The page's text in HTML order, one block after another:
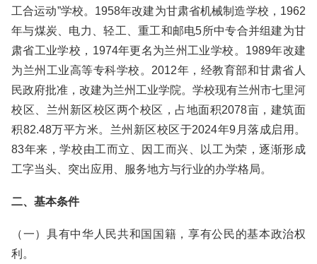
工合运动”学校。1958年改建为甘肃省机械制造学校，1962
年与煤炭、电力、轻工、重工和邮电5所中专合并组建为甘
肃省工业学校，1974年更名为兰州工业学校。1989年改建
为兰州工业高等专科学校。2012年，经教育部和甘肃省人
民政府批准，改建为兰州工业学院。学校现有兰州市七里河
校区、兰州新区校区两个校区，占地面积2078亩，建筑面
积82.48万平方米。兰州新区校区于2024年9月落成启用。
83年来，学校由工而立、因工而兴、以工为荣，逐渐形成
工字当头、突出应用、服务地方与行业的办学格局。
二、基本条件
（一）具有中华人民共和国国籍，享有公民的基本政治权
利。